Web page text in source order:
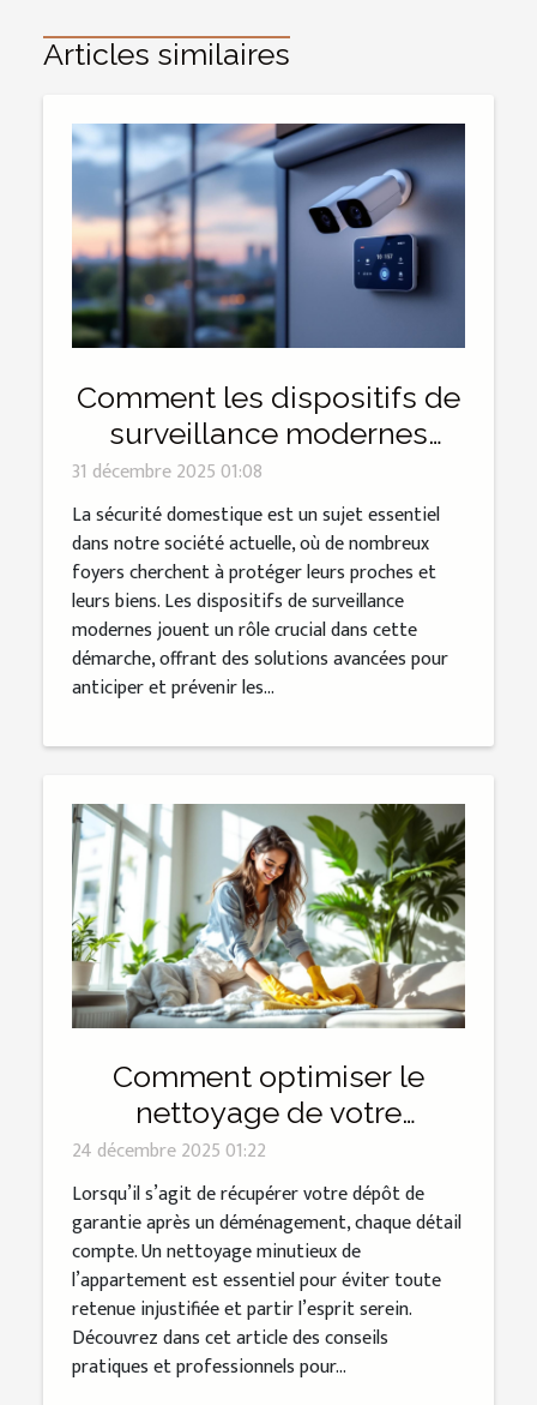
Articles similaires
Comment les dispositifs de
surveillance modernes
renforcent-ils la sécurité
domestique ?
31 décembre 2025 01:08
La sécurité domestique est un sujet essentiel
dans notre société actuelle, où de nombreux
foyers cherchent à protéger leurs proches et
leurs biens. Les dispositifs de surveillance
modernes jouent un rôle crucial dans cette
démarche, offrant des solutions avancées pour
anticiper et prévenir les...
Comment optimiser le
nettoyage de votre
appartement pour sécuriser
votre dépôt de garantie ?
24 décembre 2025 01:22
Lorsqu’il s’agit de récupérer votre dépôt de
garantie après un déménagement, chaque détail
compte. Un nettoyage minutieux de
l’appartement est essentiel pour éviter toute
retenue injustifiée et partir l’esprit serein.
Découvrez dans cet article des conseils
pratiques et professionnels pour...